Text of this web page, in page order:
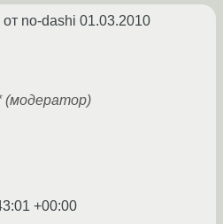
от no-dashi 01.03.2010
(модератор)
+00:00